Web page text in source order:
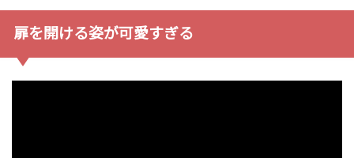
扉を開ける姿が可愛すぎる